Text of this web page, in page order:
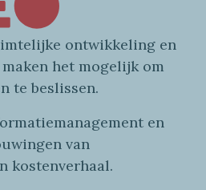
ontwikkeling en
het mogelijk om
te beslissen.
management en
van
kostenverhaal.